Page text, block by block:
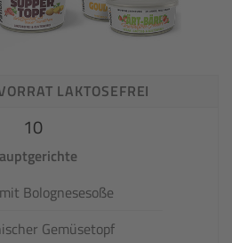
LAKTOSEFREI
10
Bolognesesoße
Gemüsetopf